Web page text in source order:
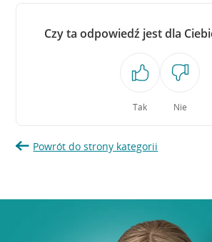
Czy ta odpowiedź jest dla
Tak Nie
Powrót do strony kategorii